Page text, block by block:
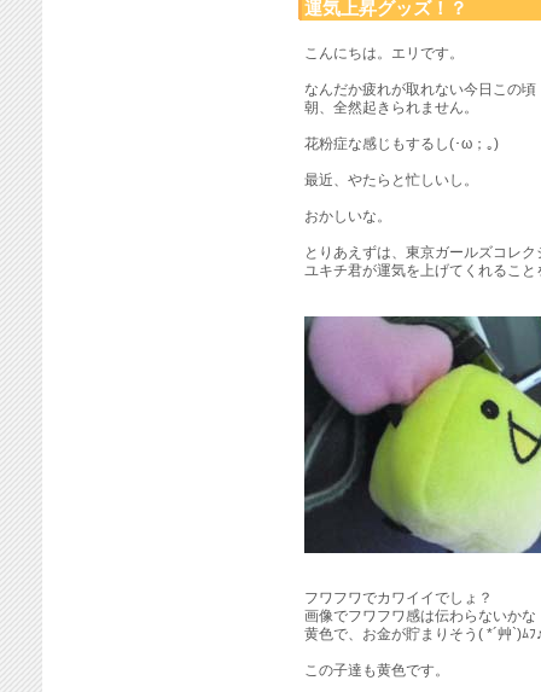
運気上昇グッズ！？
こんにちは。エリです。
なんだか疲れが取れない今日この頃
朝、全然起きられません。
花粉症な感じもするし(･ω；｡)
最近、やたらと忙しいし。
おかしいな。
とりあえずは、東京ガールズコレ
ユキチ君が運気を上げてくれること
フワフワでカワイイでしょ？
画像でフワフワ感は伝わらないかな
黄色で、お金が貯まりそう( *´艸`)ﾑﾌ
この子達も黄色です。